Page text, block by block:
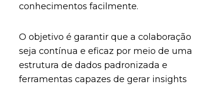
conhecimentos facilmente.
O objetivo é garantir que a colaboração
seja contínua e eficaz por meio de uma
estrutura de dados padronizada e
ferramentas capazes de gerar insights